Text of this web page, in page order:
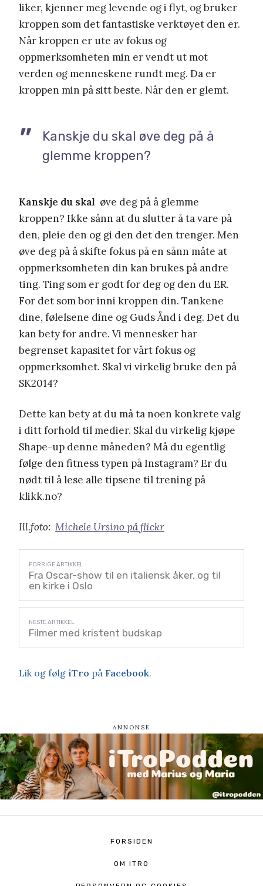
liker, kjenner meg levende og i flyt, og bruker
kroppen som det fantastiske verktøyet den er.
Når kroppen er ute av fokus og
oppmerksomheten min er vendt ut mot
verden og menneskene rundt meg. Da er
kroppen min på sitt beste. Når den er glemt.
Kanskje du skal øve deg på å
glemme kroppen?
Kanskje du skal øve deg på å glemme
kroppen? Ikke sånn at du slutter å ta vare på
den, pleie den og gi den det den trenger. Men
øve deg på å skifte fokus på en sånn måte at
oppmerksomheten din kan brukes på andre
ting. Ting som er godt for deg og den du ER.
For det som bor inni kroppen din. Tankene
dine, følelsene dine og Guds Ånd i deg. Det du
kan bety for andre. Vi mennesker har
begrenset kapasitet for vårt fokus og
oppmerksomhet. Skal vi virkelig bruke den på
SK2014?
Dette kan bety at du må ta noen konkrete valg
i ditt forhold til medier. Skal du virkelig kjøpe
Shape-up denne måneden? Må du egentlig
følge den fitness typen på Instagram? Er du
nødt til å lese alle tipsene til trening på
klikk.no?
Ill.foto: Michele Ursino på flickr
Fra Oscar-show til en italiensk åker, og til
en kirke i Oslo
Filmer med kristent budskap
Lik og følg iTro på Facebook.
FORSIDEN
OM ITRO